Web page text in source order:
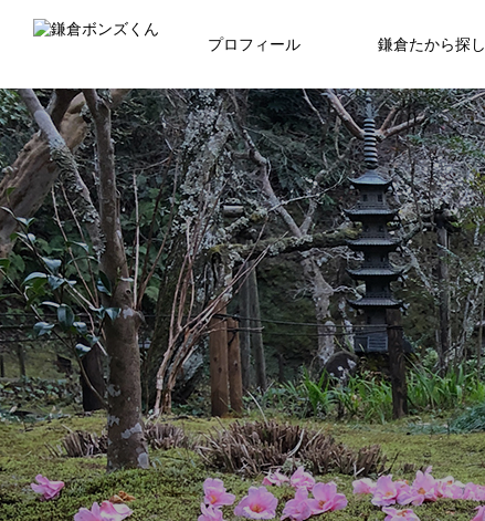
プロフィール 鎌倉たから探し